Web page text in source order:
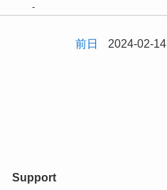
-
前日 2024-02-14
Support